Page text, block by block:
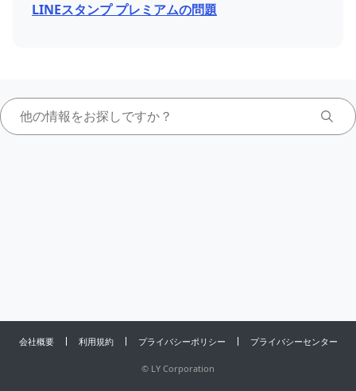
LINEスタンプ プレミアムの問題
会社概要 利用規約 プライバシーポリシー プライバシーセンター
© LY Corporation